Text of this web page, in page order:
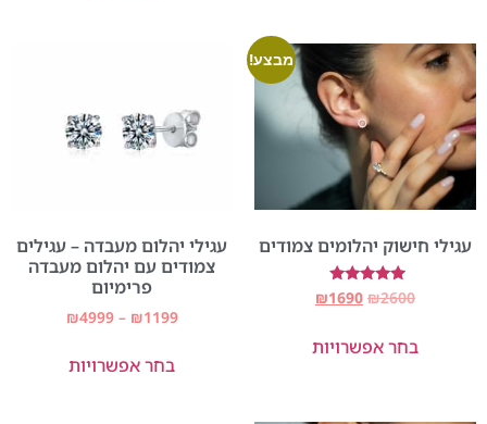
מבצע!
עגילי חישוק יהלומים צמודים
דורג
5.00
₪2600
₪1690
בחר אפשרויות
עגילי יהלום מעבדה – עגילים
צמודים עם יהלום מעבדה
פרימיום
₪1199
–
₪4999
בחר אפשרויות